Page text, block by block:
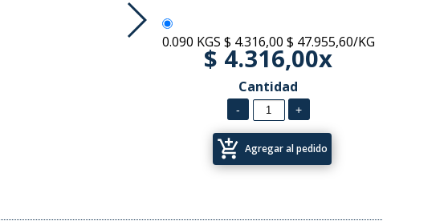
0.090 KGS $ 4.316,00 $ 47.955,60/KG
$ 4.316,00x
Cantidad
add_shopping_cart Agregar al pedido